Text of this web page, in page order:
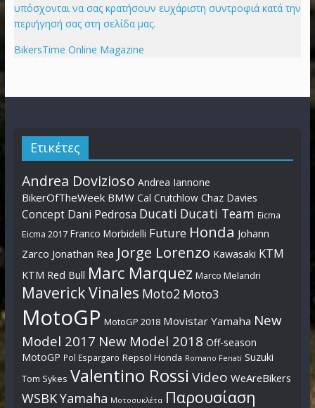
υπόσχονται να σας κρατήσουν ευχάριστη συντροφιά κατά την
περιήγησή σας στη σελίδα μας.
BikersTime Online Magazine
Ετικέτες
Andrea Dovizioso Andrea Iannone
BikerOfTheWeek BMW Cal Crutchlow Chaz Davies
Concept Dani Pedrosa Ducati Ducati Team Eicma
Eicma 2017 Franco Morbidelli Future Honda Johann
Zarco Jonathan Rea Jorge Lorenzo Kawasaki KTM
KTM Red Bull Marc Marquez Marco Melandri
Maverick Vinales Moto2 Moto3
MotoGP MotoGP 2018 Movistar Yamaha New
Model 2017 New Model 2018 Off-season
MotoGP Pol Espargaro Repsol Honda Romano Fenati Suzuki
Tom Sykes Valentino Rossi Video WeAreBikers
WSBKYamaha Μοτοσυκλέτα Παρουσίαση